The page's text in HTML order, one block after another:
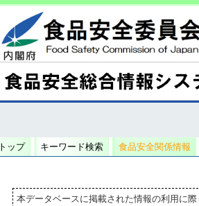
トップ キーワード検索 食品安全関係情報
本データベースに掲載された情報の利用に